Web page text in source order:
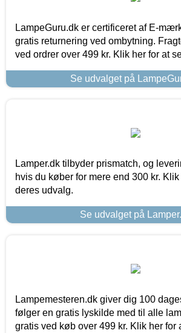
LampeGuru.dk er certificeret af E-
gratis returnering ved ombytning.
ved ordrer over 499 kr. Klik her for at
Se udvalget på
Lamper.dk tilbyder prismatch, og
hvis du køber for mere end 300 kr.
deres udvalg.
Se udvalget på
Lampemesteren.dk giver dig 100
følger en gratis lyskilde med til alle
gratis ved køb over 499 kr. Klik her for